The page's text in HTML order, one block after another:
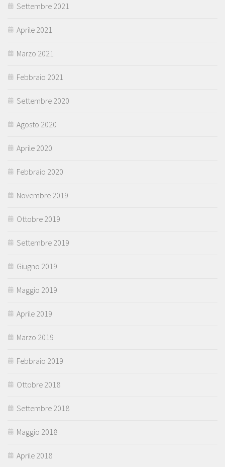
Settembre 2021
Aprile 2021
Marzo 2021
Febbraio 2021
Settembre 2020
Agosto 2020
Aprile 2020
Febbraio 2020
Novembre 2019
Ottobre 2019
Settembre 2019
Giugno 2019
Maggio 2019
Aprile 2019
Marzo 2019
Febbraio 2019
Ottobre 2018
Settembre 2018
Maggio 2018
Aprile 2018